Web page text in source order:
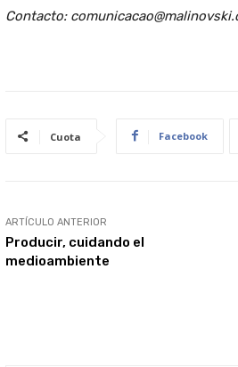
Contacto:
Cuota Facebook
ARTÍCULO ANTERIOR
Producir, cuidando el
medioambiente